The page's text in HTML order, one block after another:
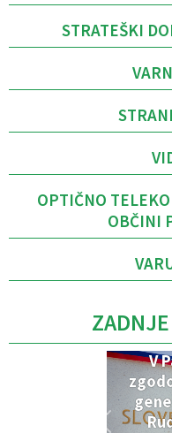
STRATEŠKI
OPTIČNO
OBČINI
V